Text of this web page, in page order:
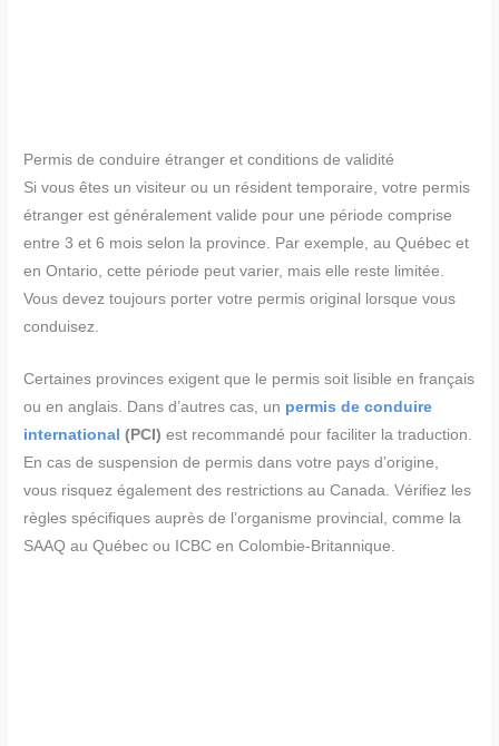
Permis de conduire étranger et conditions de validité
Si vous êtes un visiteur ou un résident temporaire, votre permis
étranger est généralement valide pour une période comprise
entre 3 et 6 mois selon la province. Par exemple, au Québec et
en Ontario, cette période peut varier, mais elle reste limitée.
Vous devez toujours porter votre permis original lorsque vous
conduisez.
Certaines provinces exigent que le permis soit lisible en français
ou en anglais. Dans d’autres cas, un permis de conduire
international (PCI) est recommandé pour faciliter la traduction.
En cas de suspension de permis dans votre pays d’origine,
vous risquez également des restrictions au Canada. Vérifiez les
règles spécifiques auprès de l’organisme provincial, comme la
SAAQ au Québec ou ICBC en Colombie-Britannique.